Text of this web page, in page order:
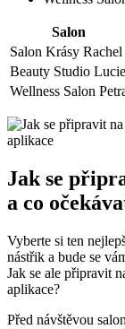
Salon
Salon Krásy Rachel
Beauty Studio Lucie
Wellness Salon
Jak se
a co
Vyberte si ten
nástřik a bude se
Jak se ale připravit
aplikace?
Před návštěvou